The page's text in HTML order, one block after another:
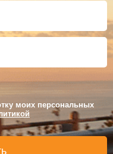
моих персональных